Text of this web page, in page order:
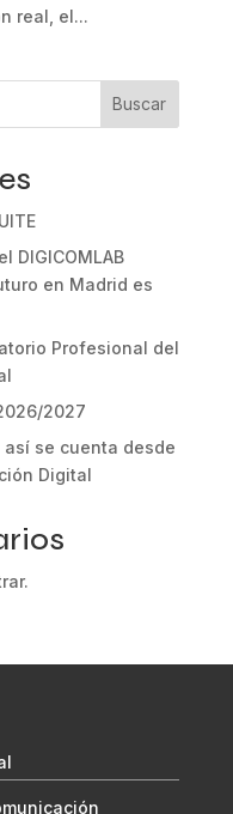
real, el...
Buscar
DIGICOMLAB
en Madrid es
Profesional del
2027
así se cuenta desde
Digital